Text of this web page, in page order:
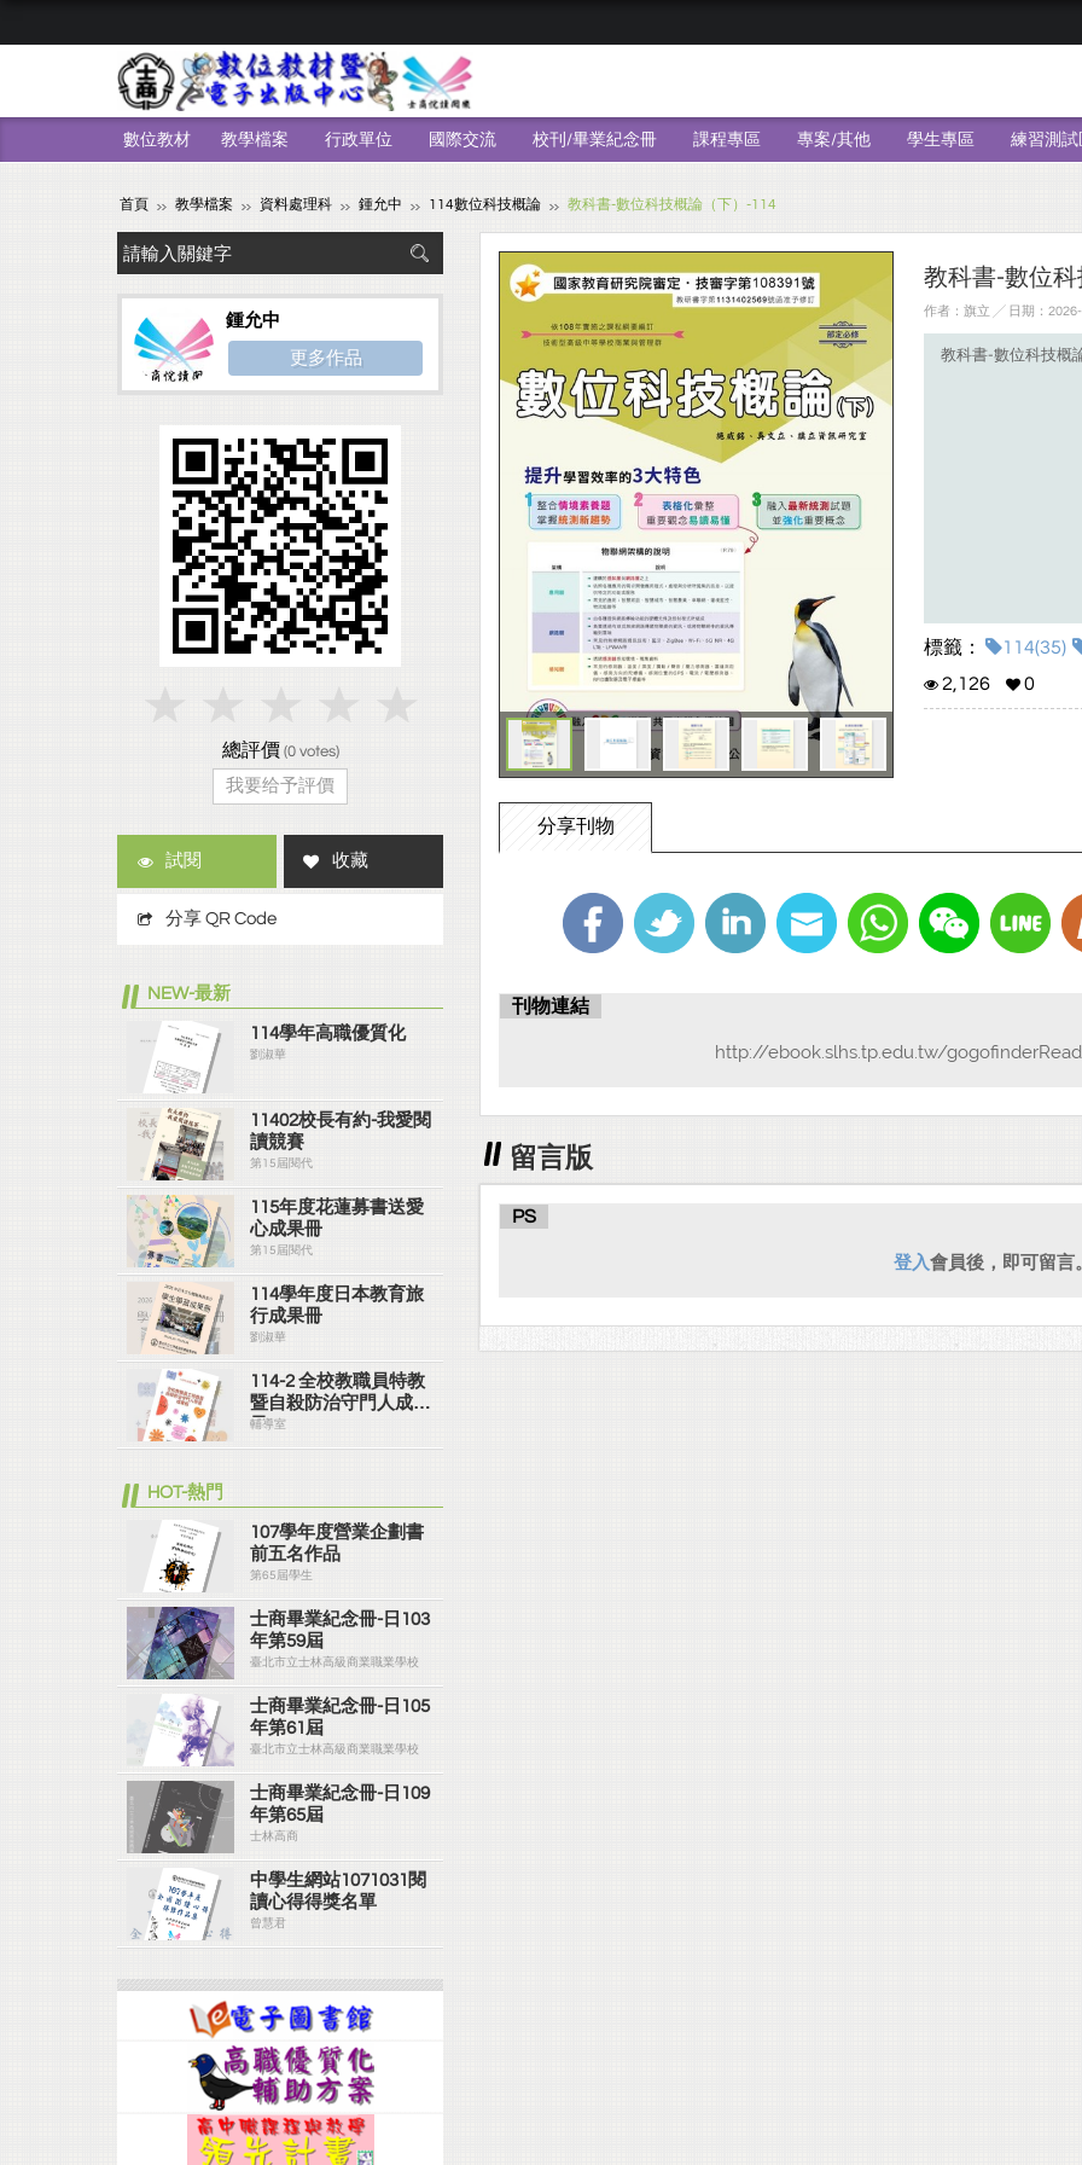
數位教材 教學檔案 行政單位 國際交流 校刊/畢業紀念冊 課程專區 專案/其他 學生專區 練習測試
首頁 教學檔案 資料處理科 鍾允中 114數位科技概論 教科書-數位科技概論（下）-114
教科書-數位
作者：旗立 ╱ 日期：
教科書-數位科技概
標籤：
114(35)
2,126
0
分享刊物
刊物連結
http://ebook.slhs.tp.edu.tw/
留言版
PS
登入會員後，即可留言
鍾允中
更多作品
總評價 (0votes)
我要给予評價
試閱 收藏
分享 QR Code
NEW-最新
114學年高職優質化
劉淑華
11402校長有約-我愛閱
讀競賽
第15屆閱代
115年度花蓮募書送愛
心成果冊
第15屆閱代
114學年度日本教育旅
行成果冊
劉淑華
114-2 全校教職員特教
暨自殺防治守門人成果
冊
輔導室
HOT-熱門
107學年度營業企劃書
前五名作品
第65屆學生
士商畢業紀念冊-日103
年第59屆
臺北市立士林高級商業職業學校
士商畢業紀念冊-日105
年第61屆
臺北市立士林高級商業職業學校
士商畢業紀念冊-日109
年第65屆
士林高商
中學生網站1071031閱
讀心得得獎名單
曾慧君